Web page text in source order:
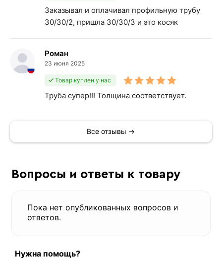
Заказывал и оплачивал профильную трубу
30/30/2, пришла 30/30/3 и это косяк
Роман
23 июня 2025
Товар куплен у нас
Труба супер!!! Толщина соответствует.
Все отзывы →
Вопросы и ответы к товару
Пока нет опубликованных вопросов и
ответов.
Нужна помощь?